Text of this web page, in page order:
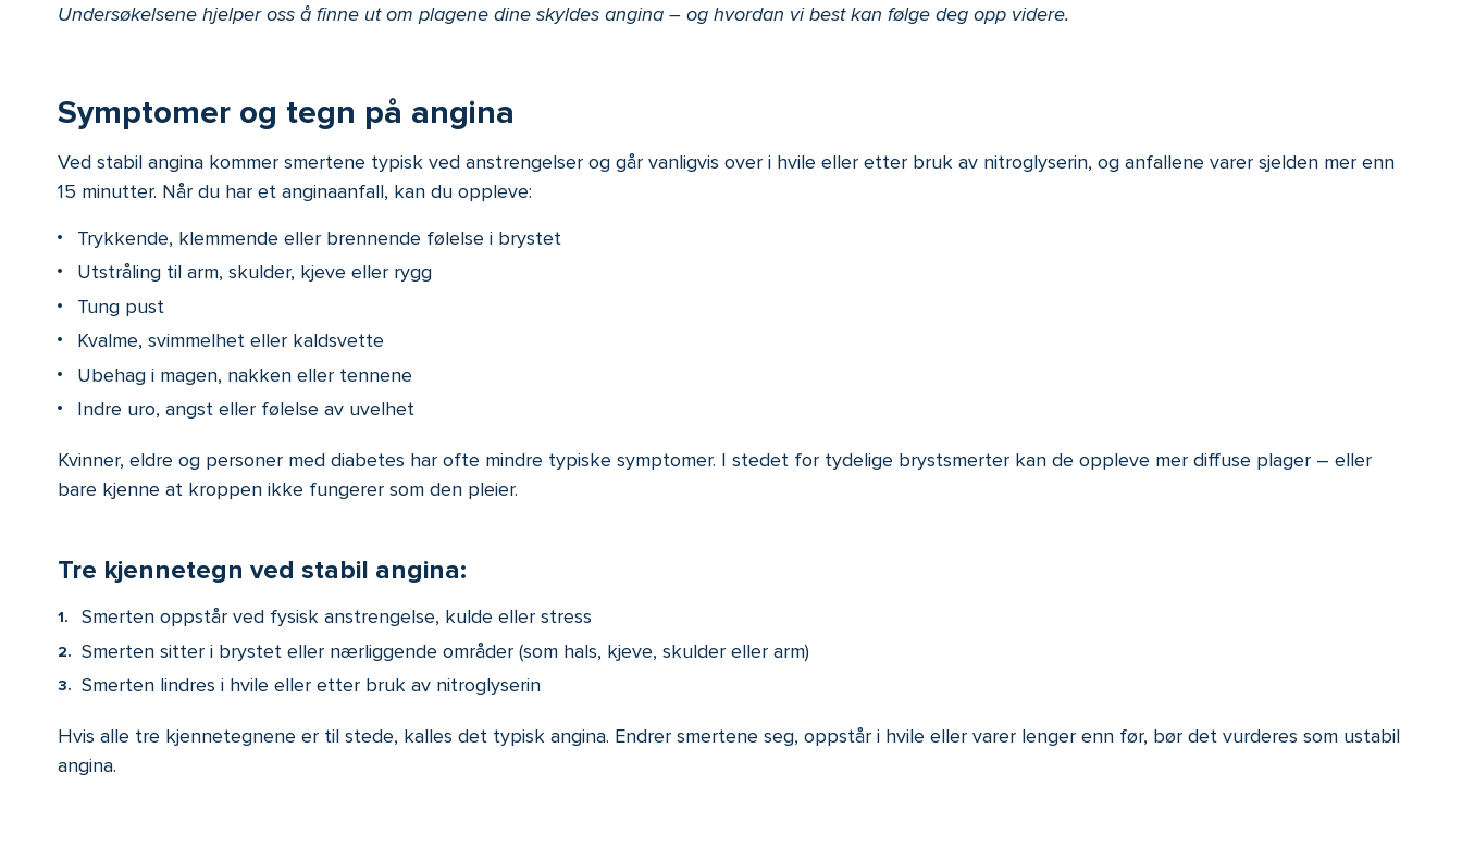
Undersøkelsene hjelper oss å finne ut om plagene dine skyldes angina – og hvordan vi best kan følge deg opp videre.
Symptomer og tegn på angina
Ved stabil angina kommer smertene typisk ved anstrengelser og går vanligvis over i hvile eller etter bruk av nitroglyserin, og anfallene varer sjelden mer enn
15 minutter. Når du har et anginaanfall, kan du oppleve:
Trykkende, klemmende eller brennende følelse i brystet
Utstråling til arm, skulder, kjeve eller rygg
Tung pust
Kvalme, svimmelhet eller kaldsvette
Ubehag i magen, nakken eller tennene
Indre uro, angst eller følelse av uvelhet
Kvinner, eldre og personer med diabetes har ofte mindre typiske symptomer. I stedet for tydelige brystsmerter kan de oppleve mer diffuse plager – eller
bare kjenne at kroppen ikke fungerer som den pleier.
Tre kjennetegn ved stabil angina:
Smerten oppstår ved fysisk anstrengelse, kulde eller stress
Smerten sitter i brystet eller nærliggende områder (som hals, kjeve, skulder eller arm)
Smerten lindres i hvile eller etter bruk av nitroglyserin
Hvis alle tre kjennetegnene er til stede, kalles det typisk angina. Endrer smertene seg, oppstår i hvile eller varer lenger enn før, bør det vurderes som ustabil
angina.